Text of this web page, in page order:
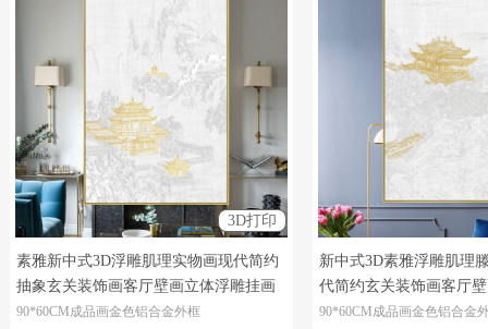
3D打印
素雅新中式3D浮雕肌理实物画现代简约
抽象玄关装饰画客厅壁画立体浮雕挂画
高档现代立体装饰画
90*60CM成品画金色铝合金外框
新中式3D素雅浮雕肌理
代简约玄关装饰画客厅
画 3D高档现代立体装饰
90*60CM成品画金色铝合金